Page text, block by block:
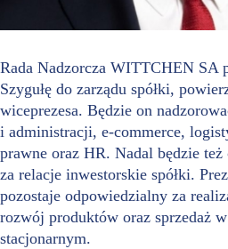
Rada Nadzorcza WITTCHEN SA
Szygułę do zarządu spółki,
wiceprezesa. Będzie on
i administracji, e-commerce,
prawne oraz HR. Nadal będzie też
za relacje inwestorskie spółki.
pozostaje odpowiedzialny za
rozwój produktów oraz sprzedaż
stacjonarnym.